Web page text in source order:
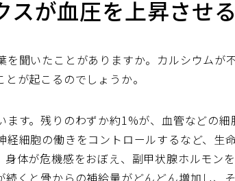
スが血圧を上昇させる
聞いたことがありますか。カルシウムが
が起こるのでしょうか。
す。残りのわずか約1%が、血管などの
細胞の働きをコントロールするなど、生
体が危機感をおぼえ、副甲状腺ホルモン
くと骨からの補給量がどんどん増加し、